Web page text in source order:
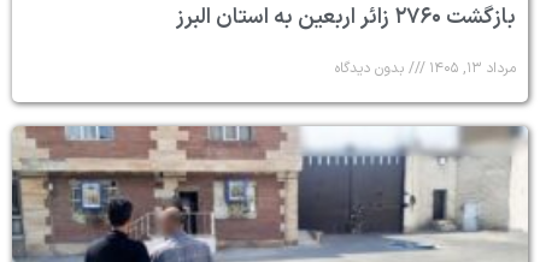
بازگشت ۲۷۶۰ زائر اربعین به استان البرز
مرداد ۱۳, ۱۴۰۵ بدون دیدگاه